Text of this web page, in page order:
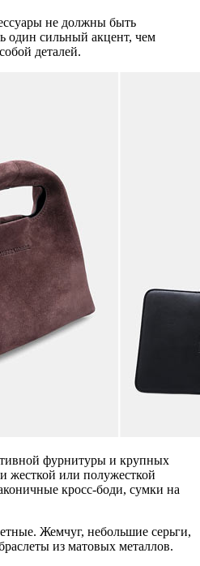
не должны быть
один сильный акцент, чем
деталей.
фурнитуры и крупных
жесткой или полужесткой
кросс-боди, сумки на
Жемчуг, небольшие серьги,
из матовых металлов.